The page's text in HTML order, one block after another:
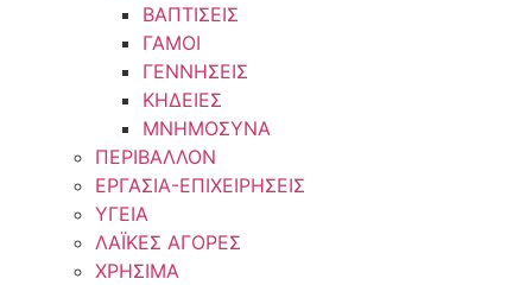
ΒΑΠΤΙΣΕΙΣ
ΓΑΜΟΙ
ΓΕΝΝΗΣΕΙΣ
ΚΗΔΕΙΕΣ
ΜΝΗΜΟΣΥΝΑ
ΠΕΡΙΒΑΛΛΟΝ
ΕΡΓΑΣΙΑ-ΕΠΙΧΕΙΡΗΣΕΙΣ
ΥΓΕΙΑ
ΛΑΪΚΕΣ ΑΓΟΡΕΣ
ΧΡΗΣΙΜΑ